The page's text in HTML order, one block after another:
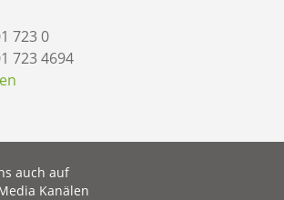
723 0
723 4694
auch auf
Kanälen